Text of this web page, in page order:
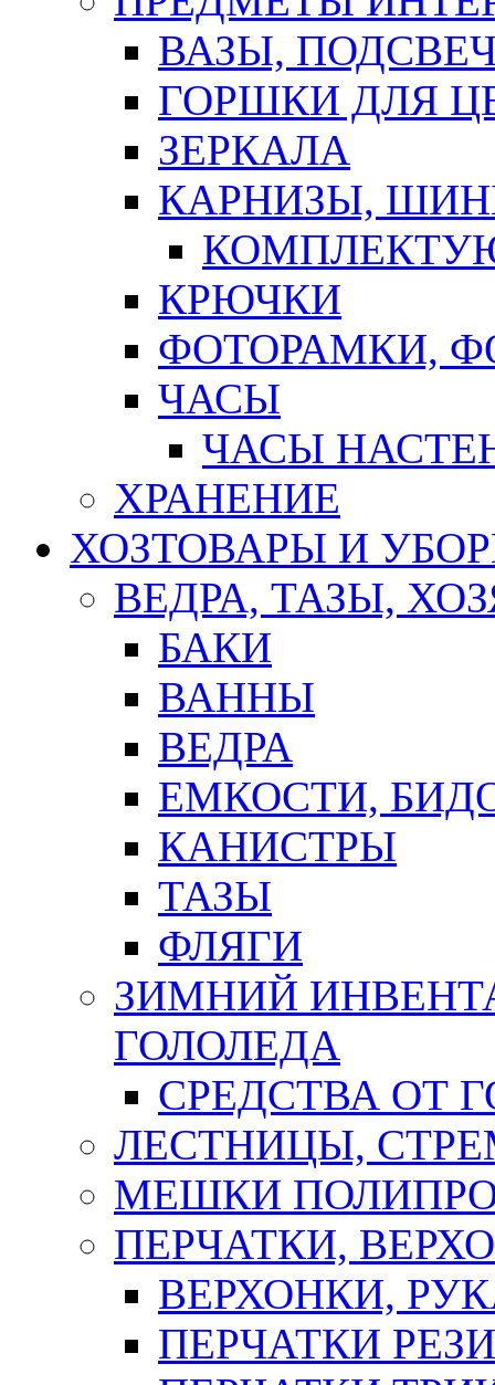
ВАЗЫ,
ГОРШКИ ДЛЯ
ЗЕРКАЛА
КАРНИЗЫ,
КРЮЧКИ
ФОТОРАМКИ,
ЧАСЫ
ЧАСЫ
ХРАНЕНИЕ
ХОЗТОВАРЫ И
ВЕДРА, ТАЗЫ,
БАКИ
ВАННЫ
ВЕДРА
ЕМКОСТИ,
КАНИСТРЫ
ТАЗЫ
ФЛЯГИ
ЗИМНИЙ
ГОЛОЛЕДА
СРЕДСТВА ОТ
ЛЕСТНИЦЫ,
МЕШКИ
ПЕРЧАТКИ,
ВЕРХОНКИ,
ПЕРЧАТКИ